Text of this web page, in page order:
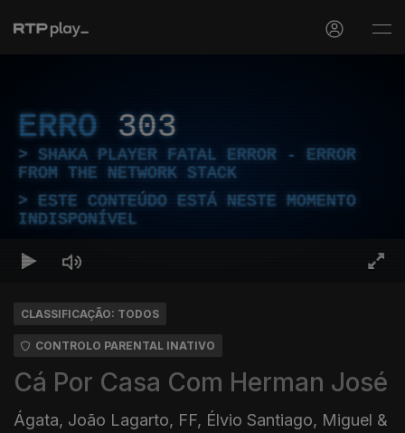
ERRO 303
SHAKA PLAYER FATAL ERROR - ERROR
FROM THE NETWORK STACK
ESTE CONTEÚDO ESTÁ NESTE MOMENTO
INDISPONÍVEL
CLASSIFICAÇÃO: TODOS
CONTROLO PARENTAL INATIVO
Cá Por Casa Com Herman José
Ágata, João Lagarto, FF, Élvio Santiago, Miguel &